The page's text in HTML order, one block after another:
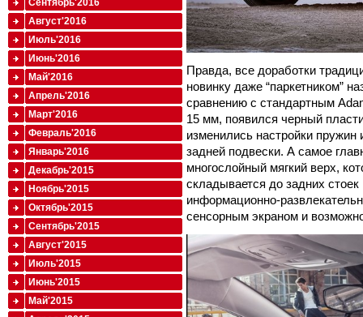
Правда, все доработки
новинку даже “паркетником”
сравнению с стандартным
15 мм, появился черный
изменились настройки пружин
задней подвески. А самое
многослойный мягкий верх,
складывается до задних
информационно-
сенсорным экраном и
Сентябрь'2016
Август'2016
Июль'2016
Июнь'2016
Май'2016
Апрель'2016
Март'2016
Февраль'2016
Январь'2016
Декабрь'2015
Ноябрь'2015
Октябрь'2015
Сентябрь'2015
Август'2015
Июль'2015
Июнь'2015
Май'2015